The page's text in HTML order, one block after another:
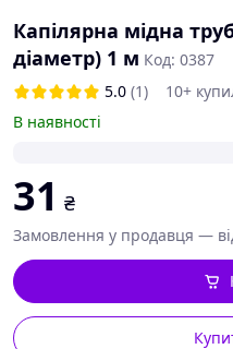
Капілярна мідна
діаметр) 1 м Код: 0387
5.0 (1)
10+
В наявності
31 ₴
Замовлення у продавця —